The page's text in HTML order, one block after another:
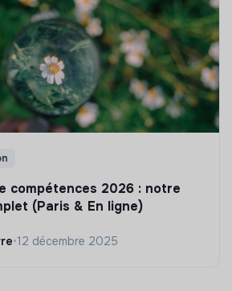
compétences 2026 : notre
(Paris & En ligne)
•12 décembre 2025